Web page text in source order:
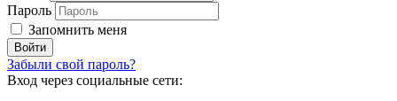
Пароль
Запомнить меня
Забыли свой пароль?
Вход через социальные сети: